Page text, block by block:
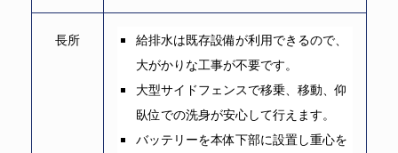
長所
給排水は既存設備が利用できるので、
大がかりな工事が不要です。
大型サイドフェンスで移乗、移動、仰
臥位での洗身が安心して行えます。
バッテリーを本体下部に設置し重心を